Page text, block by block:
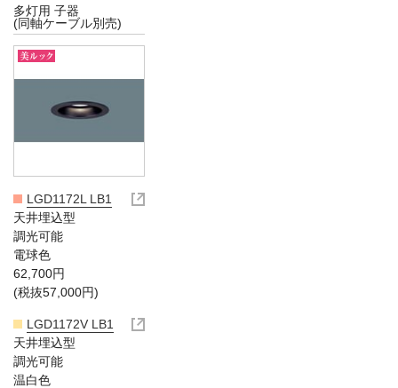
多灯用 子器
(同軸ケーブル別売)
LGD1172L LB1
天井埋込型
調光可能
電球色
62,700円
(税抜57,000円)
LGD1172V LB1
天井埋込型
調光可能
温白色